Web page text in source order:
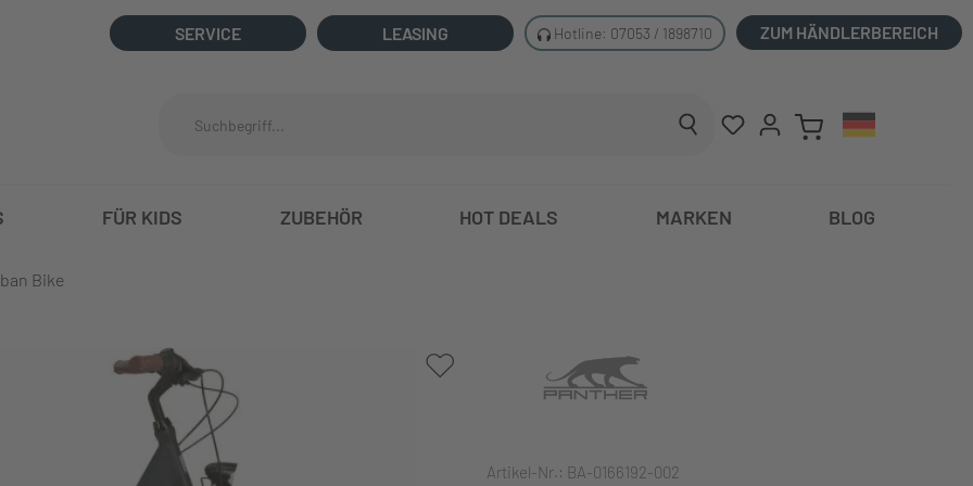
SERVICE LEASING Hotline: 07053 / 1898710 ZUM HÄNDLERBEREICH
FÜR KIDS ZUBEHÖR HOT DEALS MARKEN BLOG
Bike
Artikel-Nr.: BA-0166192-002